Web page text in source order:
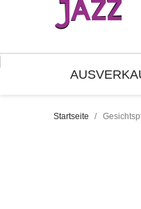
Startseite